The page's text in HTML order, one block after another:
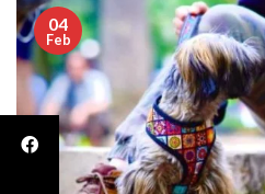
04
Feb